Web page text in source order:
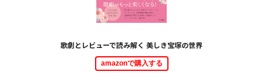
歌劇とレビューで読み解く 美しき宝塚の世界
amazonで購入する